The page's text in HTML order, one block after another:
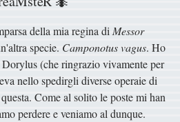
della mia regina di Messor
specie. Camponotus vagus. Ho
(che ringrazio vivamente per
nello spedirgli diverse operaie di
Come al solito le poste mi han
perdere e veniamo al dunque.